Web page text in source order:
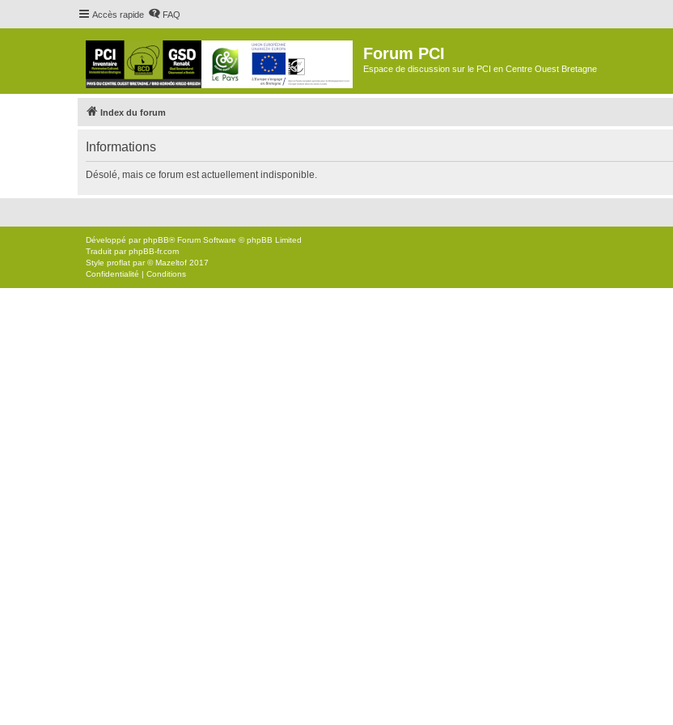
Accès rapide FAQ
Forum PCI
Espace de discussion sur le PCI en Centre Ouest Bretagne
Index du forum
Informations
Désolé, mais ce forum est actuellement indisponible.
Développé parphpBB® Forum Software © phpBB Limited
Traduit parphpBB-fr.com
Style proflat par ©Mazeltof 2017
Confidentialité | Conditions